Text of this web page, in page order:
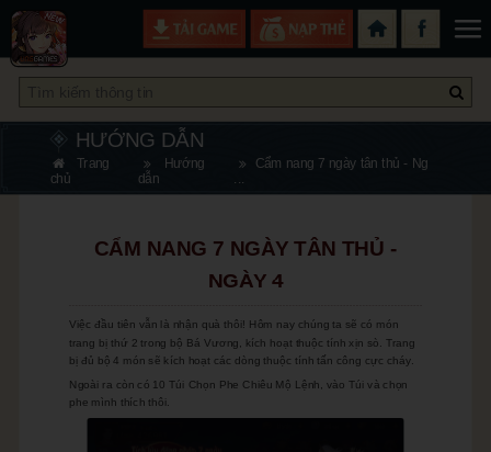
Trang Chủ
Sự kiện
Wiki Tướng
Hỗ trợ
Điều khoản
Cộng đồng
Facebook
Youtube
Tải APK
HƯỚNG DẪN
Trang
chủ
Hướng
dẫn
Cẩm nang 7 ngày tân thủ - Ng
CẨM NANG 7 NGÀY TÂN THỦ -
NGÀY 4
Việc đầu tiên vẫn là nhận quà thôi! Hôm nay chúng ta sẽ có món
trang bị thứ 2 trong bộ Bá Vương, kích hoạt thuộc tính xịn sò. Trang
bị đủ bộ 4 món sẽ kích hoạt các dòng thuộc tính tấn công cực cháy.
Ngoài ra còn có 10 Túi Chọn Phe Chiêu Mộ Lệnh, vào Túi và chọn
phe mình thích thôi.